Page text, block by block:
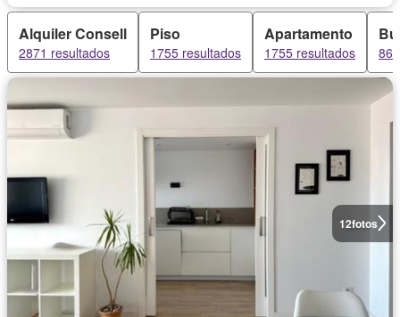
Alquiler Consell
2871 resultados
Piso
1755 resultados
Apartamento
1755 resultados
12fotos